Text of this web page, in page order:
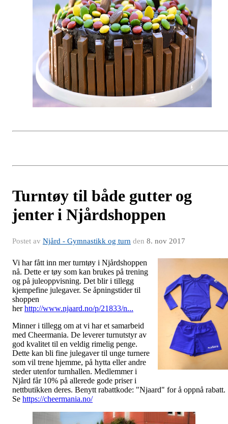
Turntøy til både gutter og
jenter i Njårdshoppen
Postet av Njård - Gymnastikk og turn den 8. nov 2017
Vi har fått inn mer turntøy i Njårdshoppen
nå. Dette er tøy som kan brukes på trening
og på juleoppvisning. Det blir i tillegg
kjempefine julegaver. Se åpningstider til
shoppen
herhttp://www.njaard.no/p/21833/n...
Minner i tillegg om at vi har et samarbeid
med Cheermania. De leverer turnutstyr av
god kvalitet til en veldig rimelig penge.
Dette kan bli fine julegaver til unge turnere
som vil trene hjemme, på hytta eller andre
steder utenfor turnhallen. Medlemmer i
Njård får 10% på allerede gode priser i
nettbutikken deres. Benytt rabattkode: "Njaard" for å oppnå rabatt.
Se https://cheermania.no/